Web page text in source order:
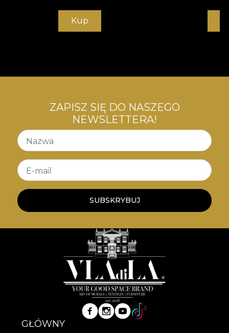
Kup
ZAPISZ SIĘ DO NASZEGO
NEWSLETTERA!
Nazwa
E-mail
SUBSKRYBUJ
GŁÓWNY